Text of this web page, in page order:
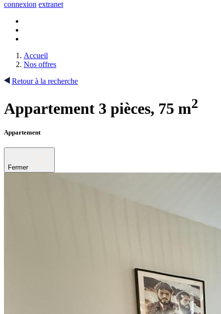
connexion extranet
Accueil
Nos offres
Retour à la recherche
Appartement 3 pièces, 75 m2
Appartement
Fermer